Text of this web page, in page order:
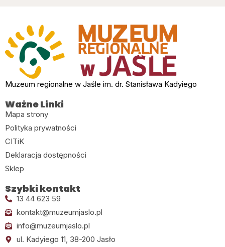
Muzeum regionalne w Jaśle im. dr. Stanisława Kadyiego
Ważne Linki
Mapa strony
Polityka prywatności
CITiK
Deklaracja dostępności
Sklep
Szybki kontakt
13 44 623 59
kontakt@muzeumjaslo.pl
info@muzeumjaslo.pl
ul. Kadyiego 11, 38-200 Jasło